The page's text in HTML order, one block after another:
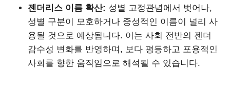
젠더리스 이름 확산: 성별 고정관념에서 벗어나,
성별 구분이 모호하거나 중성적인 이름이 널리 사
용될 것으로 예상됩니다. 이는 사회 전반의 젠더
감수성 변화를 반영하며, 보다 평등하고 포용적인
사회를 향한 움직임으로 해석될 수 있습니다.